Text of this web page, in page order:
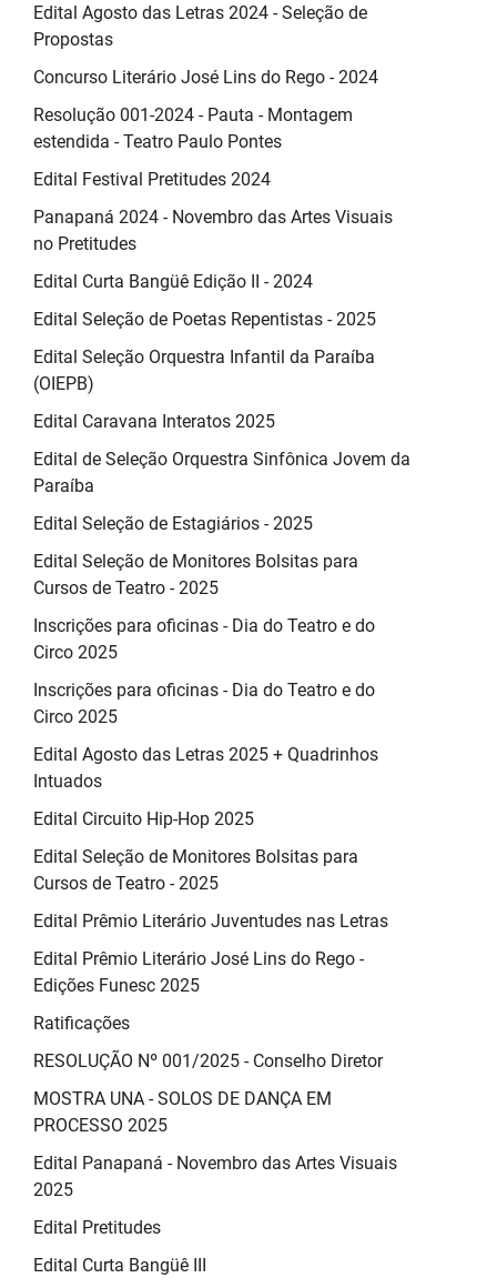
Edital Agosto das Letras 2024 - Seleção de
Propostas
Concurso Literário José Lins do Rego - 2024
Resolução 001-2024 - Pauta - Montagem
estendida - Teatro Paulo Pontes
Edital Festival Pretitudes 2024
Panapaná 2024 - Novembro das Artes Visuais
no Pretitudes
Edital Curta Bangüê Edição II - 2024
Edital Seleção de Poetas Repentistas - 2025
Edital Seleção Orquestra Infantil da Paraíba
(OIEPB)
Edital Caravana Interatos 2025
Edital de Seleção Orquestra Sinfônica Jovem da
Paraíba
Edital Seleção de Estagiários - 2025
Edital Seleção de Monitores Bolsitas para
Cursos de Teatro - 2025
Inscrições para oficinas - Dia do Teatro e do
Circo 2025
Inscrições para oficinas - Dia do Teatro e do
Circo 2025
Edital Agosto das Letras 2025 + Quadrinhos
Intuados
Edital Circuito Hip-Hop 2025
Edital Seleção de Monitores Bolsitas para
Cursos de Teatro - 2025
Edital Prêmio Literário Juventudes nas Letras
Edital Prêmio Literário José Lins do Rego -
Edições Funesc 2025
Ratificações
RESOLUÇÃO Nº 001/2025 - Conselho Diretor
MOSTRA UNA - SOLOS DE DANÇA EM
PROCESSO 2025
Edital Panapaná - Novembro das Artes Visuais
2025
Edital Pretitudes
Edital Curta Bangüê III